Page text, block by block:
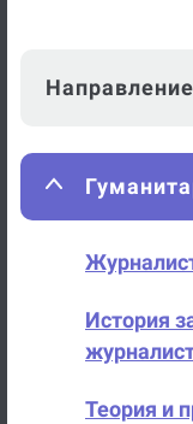
Направление
История
Теория и